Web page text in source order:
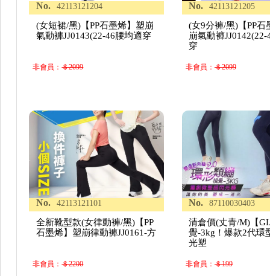
No. 42113121204
(女短裙/黑)【PP石墨烯】塑崩
氣動褲JJ0143(22-46腰均適穿
非會員：＄2099
No. 42113121205
(女9分褲/黑)【PP石
崩氣動褲
穿
非會員： ＄2099
No. 42113121101
全新靴型款(女律動褲/黑)【PP
石墨烯】塑崩律動褲JJ0161-方
非會員：＄2200
No. 87110030403
清倉價(丈青/M)【
覺-3kg！爆款2代環
光塑
非會員： ＄199